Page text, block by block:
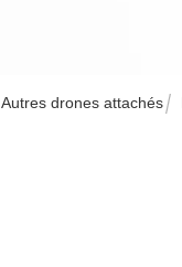
Autres drones attachés